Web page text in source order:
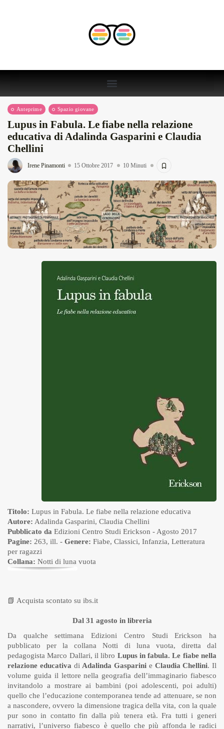
Anteprime Spazio giovane
Lupus in Fabula. Le fiabe nella relazione
educativa di Adalinda Gasparini e Claudia
Chellini
Irene Pinamonti 15 Ottobre 2017 10 Minuti
Titolo: Lupus in Fabula. Le fiabe nella relazione educativa
Autore: Adalinda Gasparini, Claudia Chellini
Pubblicato da Edizioni Centro Studi Erickson - Agosto 2017
Pagine: 263, ill. - Genere: Fiabe, Classici, Infanzia, Letteratura
per ragazzi
Collana: Notti di luna vuota
📗 Acquista scontato su ibs.it
Dal 31 agosto in libreria
Da qualche settimana Edizioni Centro Studi Erickson ha
pubblicato per la collana Notti di luna vuota, diretta dal
pedagogista Marco Dallari, il libro Lupus in fabula. Le fiabe nella
relazione educativa di Adalinda Gasparini e Claudia Chellini. Il
volume guida il lettore nella geografia dell’immaginario fiabesco
invitandolo a mostrare ai bambini (poi adolescenti, poi adulti)
quello che l’educazione contemporanea tende ad attenuare, se non
a nascondere, ovvero la dimensione tragica della vita, con la quale
pur sono in contatto fin dalla più tenera età. Fra tutti i generi
narrativi, l’universo fiabesco è quello che più affonda le radici